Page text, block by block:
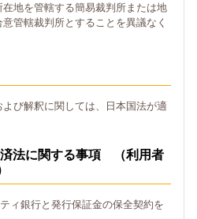
地を管轄する簡易裁判所または地
管轄裁判所とすることを異議なく
び解釈に関しては、日本国法が適
法に関する事項 （利用者
ィ銀行と発行保証金の保全契約を